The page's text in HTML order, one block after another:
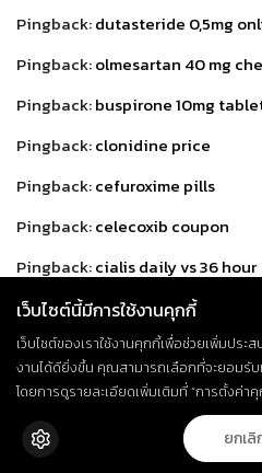
Pingback:dutasteride 0,5mg
Pingback:olmesartan 40 mg
Pingback:buspirone 10mg
Pingback:clonidine price
Pingback:cefuroxime pills
Pingback:celecoxib coupon
Pingback:cialis daily vs 36 hour
Pingback:citalopram 20 mg otc
Pingback:order cephalexin 500
Pingback:where to buy
Pingback:
where to buy
เว็บไซต์นี้มีการใช้งานคุกกี้
เว็บไซต์ของเราใช้งานคุกกี้เพื่อช่วยเพิ่มประ
งานได้ดียิ่งขึ้น คุณสามารถเลือกที่จะยอมรับ
โดยการดูรายละเอียดเพิ่มเติมที่ “การตั้งค่าคุ
ยกเลิ